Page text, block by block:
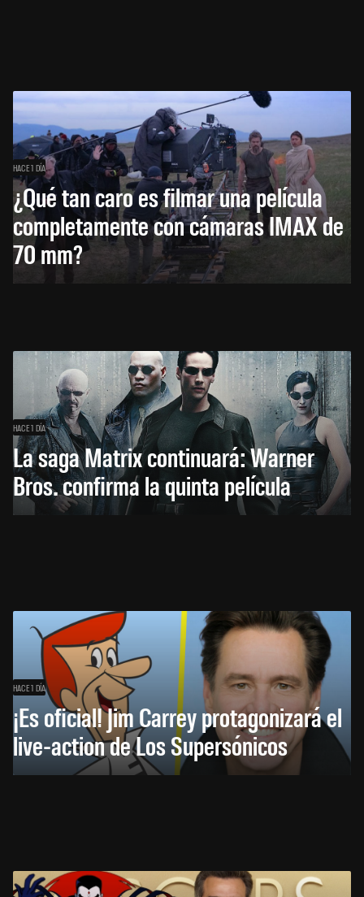
HACE 1 DÍA
¿Qué tan caro es filmar una película
completamente con cámaras IMAX de
70 mm?
HACE 1 DÍA
La saga Matrix continuará: Warner
Bros. confirma la quinta película
HACE 1 DÍA
¡Es oficial! Jim Carrey protagonizará el
live-action de Los Supersónicos